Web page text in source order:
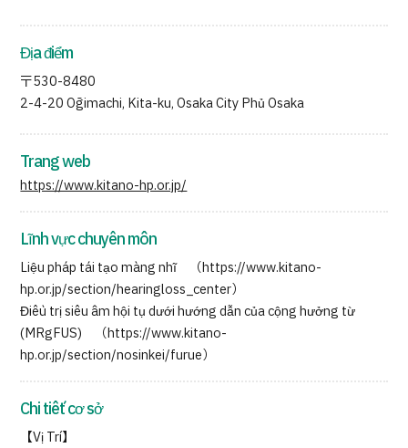
Địa điểm
〒530-8480
2-4-20 Ōgimachi, Kita-ku, Osaka City Phủ Osaka
Trang web
https://www.kitano-hp.or.jp/
Lĩnh vực chuyên môn
Liệu pháp tái tạo màng nhĩ （https://www.kitano-
hp.or.jp/section/hearingloss_center）
Điều trị siêu âm hội tụ dưới hướng dẫn của cộng hưởng từ
(MRgFUS) （https://www.kitano-
hp.or.jp/section/nosinkei/furue）
Chi tiết cơ sở
【Vị Trí】